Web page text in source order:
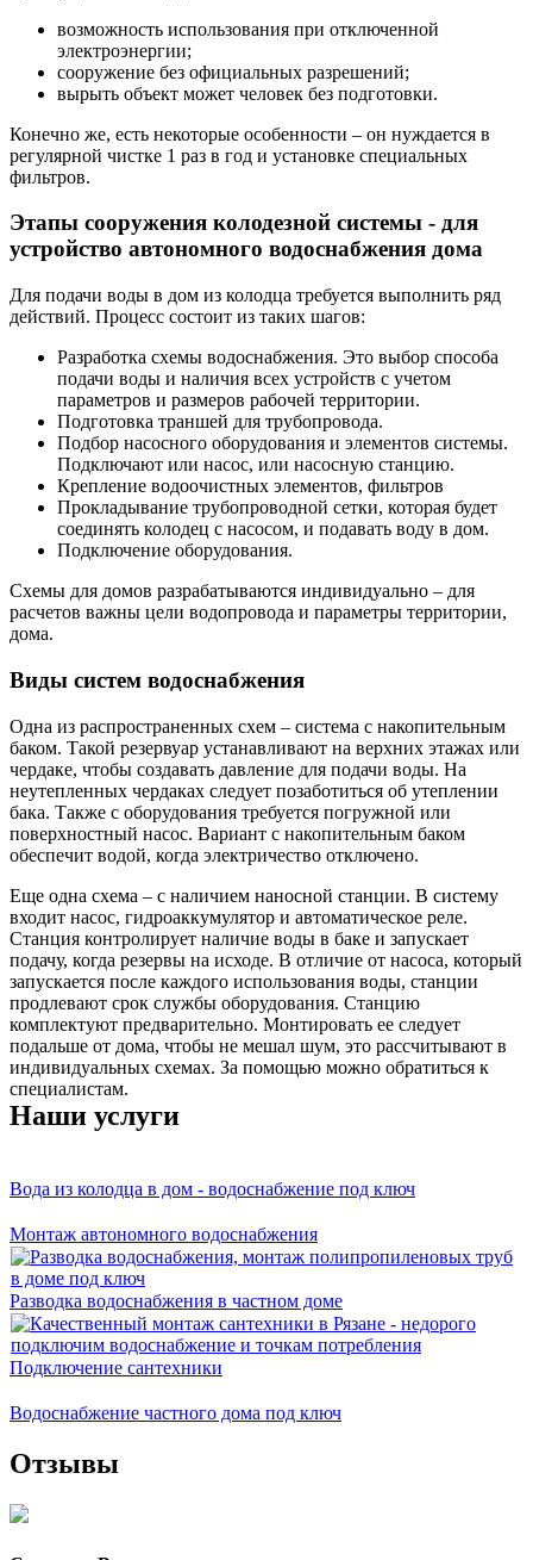
возможность использования при отключенной
электроэнергии;
сооружение без официальных разрешений;
вырыть объект может человек без подготовки.
Конечно же, есть некоторые особенности – он нуждается в
регулярной чистке 1 раз в год и установке специальных
фильтров.
Этапы сооружения колодезной системы - для
устройство автономного водоснабжения дома
Для подачи воды в дом из колодца требуется выполнить ряд
действий. Процесс состоит из таких шагов:
Разработка схемы водоснабжения. Это выбор способа
подачи воды и наличия всех устройств с учетом
параметров и размеров рабочей территории.
Подготовка траншей для трубопровода.
Подбор насосного оборудования и элементов системы.
Подключают или насос, или насосную станцию.
Крепление водоочистных элементов, фильтров
Прокладывание трубопроводной сетки, которая будет
соединять колодец с насосом, и подавать воду в дом.
Подключение оборудования.
Схемы для домов разрабатываются индивидуально – для
расчетов важны цели водопровода и параметры территории,
дома.
Виды систем водоснабжения
Одна из распространенных схем – система с накопительным
баком. Такой резервуар устанавливают на верхних этажах или
чердаке, чтобы создавать давление для подачи воды. На
неутепленных чердаках следует позаботиться об утеплении
бака. Также с оборудования требуется погружной или
поверхностный насос. Вариант с накопительным баком
обеспечит водой, когда электричество отключено.
Еще одна схема – с наличием наносной станции. В систему
входит насос, гидроаккумулятор и автоматическое реле.
Станция контролирует наличие воды в баке и запускает
подачу, когда резервы на исходе. В отличие от насоса, который
запускается после каждого использования воды, станции
продлевают срок службы оборудования. Станцию
комплектуют предварительно. Монтировать ее следует
подальше от дома, чтобы не мешал шум, это рассчитывают в
индивидуальных схемах. За помощью можно обратиться к
специалистам.
Наши услуги
Вода из колодца в дом - водоснабжение под ключ
Монтаж автономного водоснабжения
Разводка водоснабжения в частном доме
Подключение сантехники
Водоснабжение частного дома под ключ
Отзывы